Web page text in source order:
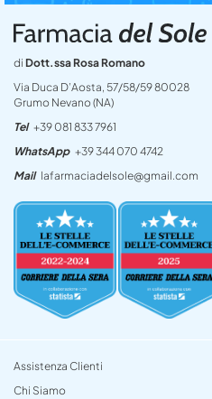
di Dott.ssa Rosa Romano
Via Duca D’Aosta, 57/58/59 80028
Grumo Nevano (NA)
Tel +39 081 833 7961
WhatsApp +39 344 070 4742
Mail lafarmaciadelsole@gmail.com
Assistenza Clienti
Chi Siamo